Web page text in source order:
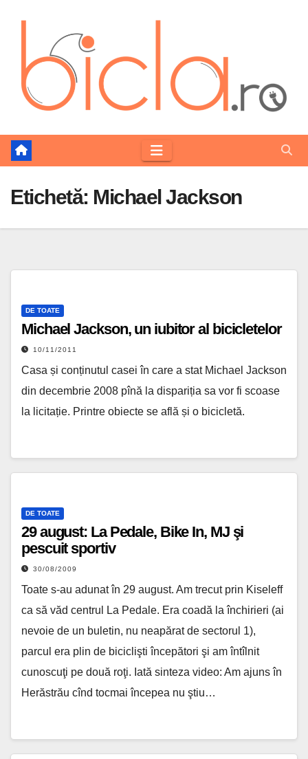
Etichetă: Michael Jackson
DE TOATE
Michael Jackson, un iubitor al bicicletelor
10/11/2011
Casa și conținutul casei în care a stat Michael Jackson
din decembrie 2008 pînă la dispariția sa vor fi scoase
la licitație. Printre obiecte se află și o bicicletă.
DE TOATE
29 august: La Pedale, Bike In, MJ şi
pescuit sportiv
30/08/2009
Toate s-au adunat în 29 august. Am trecut prin Kiseleff
ca să văd centrul La Pedale. Era coadă la închirieri (ai
nevoie de un buletin, nu neapărat de sectorul 1),
parcul era plin de biciclişti începători şi am întîlnit
cunoscuţi pe două roţi. Iată sinteza video: Am ajuns în
Herăstrău cînd tocmai începea nu ştiu…